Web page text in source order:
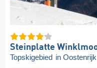
Steinplatte
Topskigebied in Oostenrijk